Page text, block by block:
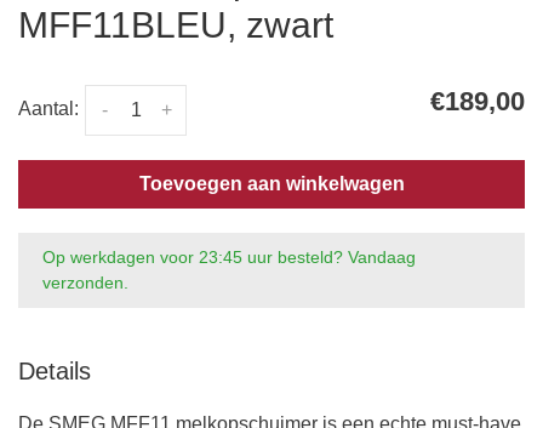
MFF11BLEU, zwart
Aantal: +
- €189,00
Toevoegen aan winkelwagen
Op werkdagen voor 23:45 uur besteld? Vandaag
verzonden.
Details
De SMEG MFF11 melkopschuimer is een echte must-have